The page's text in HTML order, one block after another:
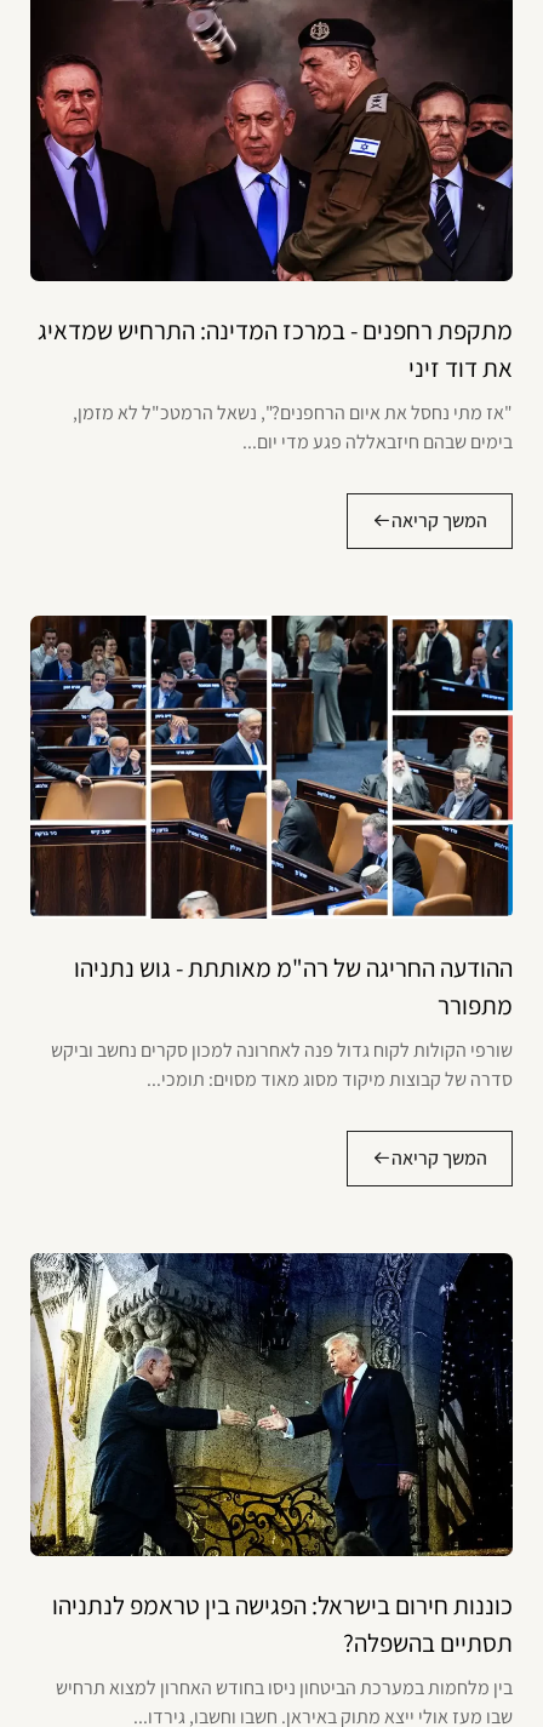
מתקפת רחפנים - במרכז המדינה: התרחיש שמדאיג
את דוד זיני
"אז מתי נחסל את איום הרחפנים?", נשאל הרמטכ"ל לא מזמן,
בימים שבהם חיזבאללה פגע מדי יום...
המשך קריאה
ההודעה החריגה של רה"מ מאותתת - גוש נתניהו
מתפורר
שורפי הקולות לקוח גדול פנה לאחרונה למכון סקרים נחשב וביקש
סדרה של קבוצות מיקוד מסוג מאוד מסוים: תומכי...
המשך קריאה
כוננות חירום בישראל: הפגישה בין טראמפ לנתניהו
תסתיים בהשפלה?
בין מלחמות במערכת הביטחון ניסו בחודש האחרון למצוא תרחיש
שבו מעז אולי ייצא מתוק באיראן. חשבו וחשבו, גירדו...